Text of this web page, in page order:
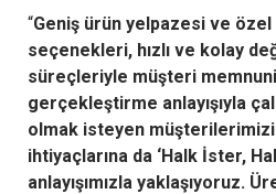
“Geniş ürün yelpazesi ve özel
seçenekleri, hızlı ve kolay
süreçleriyle müşteri
gerçekleştirme anlayışıyla
olmak isteyen
ihtiyaçlarına da ‘Halk İster,
anlayışımızla yaklaşıyoruz.